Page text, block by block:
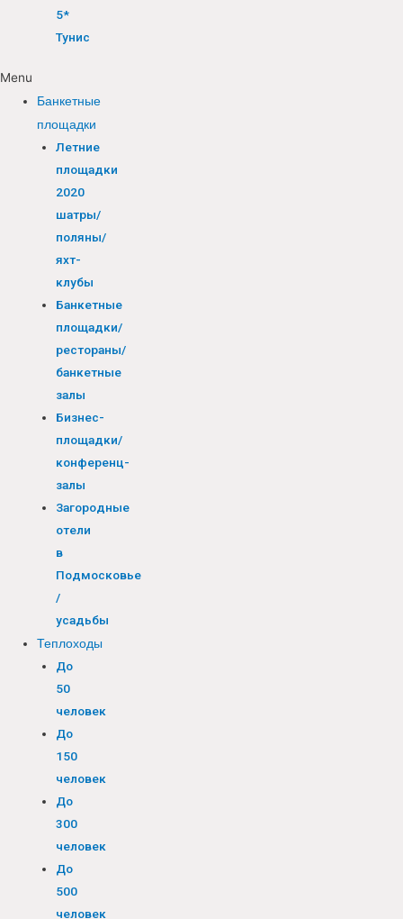
5*
Тунис
Menu
Банкетные
площадки
Летние
площадки
2020
шатры/
поляны/
яхт-
клубы
Банкетные
площадки/
рестораны/
банкетные
залы
Бизнес-
площадки/
конференц-
залы
Загородные
отели
в
Подмосковье
/
усадьбы
Теплоходы
До
50
человек
До
150
человек
До
300
человек
До
500
человек